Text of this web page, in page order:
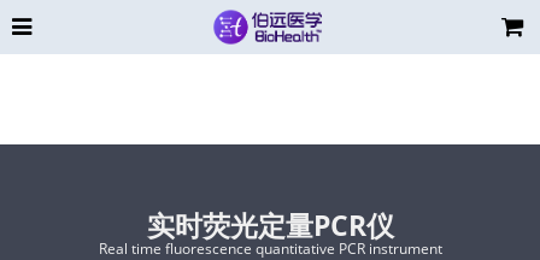
实时荧光定量PCR仪
Real time fluorescence quantitative PCR instrument